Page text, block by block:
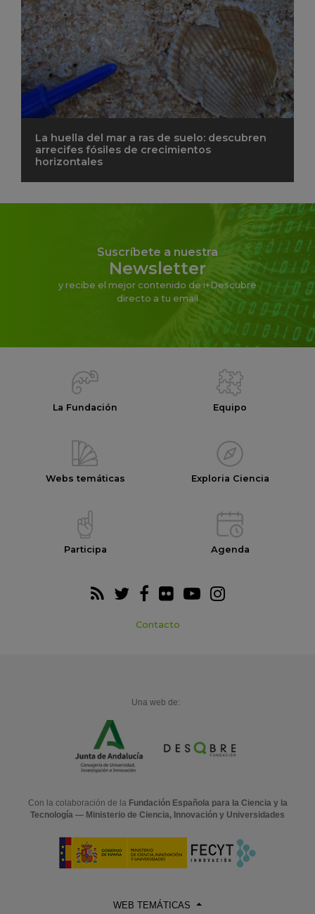
La huella del mar a ras de suelo: descubren
arrecifes fósiles de crecimientos
horizontales
Suscríbete a nuestra
Newsletter
y recibe el mejor contenido de i+Descubre
directo a tu email
La Fundación Equipo
Webs temáticas Exploria Ciencia
Participa Agenda
Contacto
Una web de:
Con la colaboración de la Fundación Española para la Ciencia y la
Tecnología — Ministerio de Ciencia, Innovación y Universidades
WEB TEMÁTICAS